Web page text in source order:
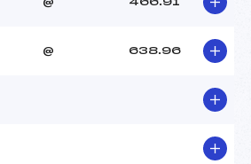
@ 638.96